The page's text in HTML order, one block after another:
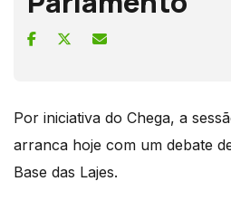
Por iniciativa do Chega, a
arranca hoje com um debate
Base das Lajes.